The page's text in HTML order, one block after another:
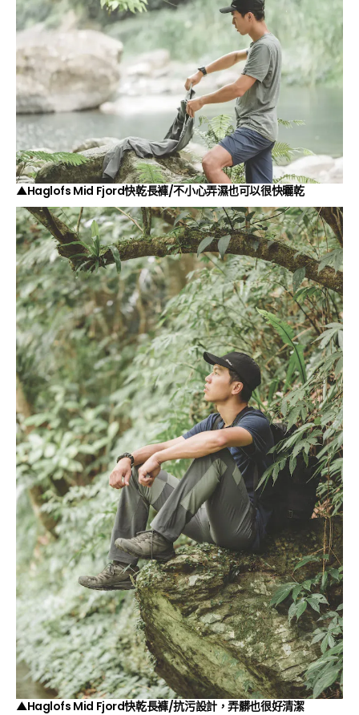
▲Haglofs Mid Fjord快乾長褲/不小心弄濕也可以很快曬乾
▲Haglofs Mid Fjord快乾長褲/抗污設計，弄髒也很好清潔